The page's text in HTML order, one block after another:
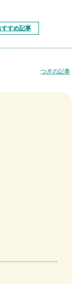
すすめ記事
つぎの記事